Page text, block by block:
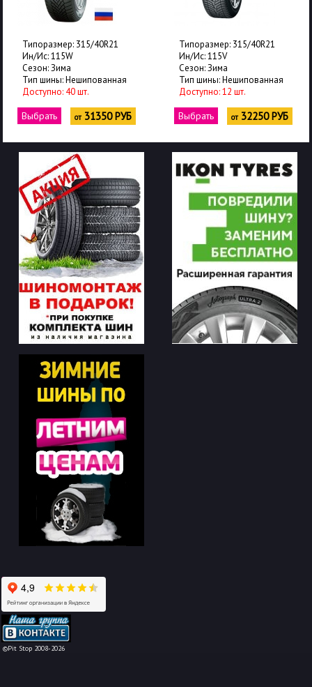
Типоразмер: 315/40R21
Ин/Ис: 115W
Сезон: Зима
Тип шины: Нешипованная
Доступно: 40 шт.
Выбрать от31350 РУБ
Типоразмер: 315/40R21
Ин/Ис: 115V
Сезон: Зима
Тип шины: Нешипованная
Доступно: 12 шт.
Выбрать от32250 РУБ
©Pit Stop 2008-2026
-->